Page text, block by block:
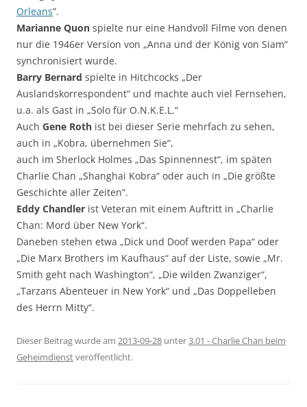
Orleans”.
Marianne Quon spielte nur eine Handvoll Filme von denen
nur die 1946er Version von „Anna und der König von Siam“
synchronisiert wurde.
Barry Bernard spielte in Hitchcocks „Der
Auslandskorrespondent“ und machte auch viel Fernsehen,
u.a. als Gast in „Solo für O.N.K.E.L.“
Auch Gene Roth ist bei dieser Serie mehrfach zu sehen,
auch in „Kobra, übernehmen Sie“,
auch im Sherlock Holmes „Das Spinnennest“, im späten
Charlie Chan „Shanghai Kobra“ oder auch in „Die größte
Geschichte aller Zeiten“.
Eddy Chandler ist Veteran mit einem Auftritt in „Charlie
Chan: Mord über New York“.
Daneben stehen etwa „Dick und Doof werden Papa“ oder
„Die Marx Brothers im Kaufhaus“ auf der Liste, sowie „Mr.
Smith geht nach Washington“, „Die wilden Zwanziger“,
„Tarzans Abenteuer in New York“ und „Das Doppelleben
des Herrn Mitty“.
Dieser Beitrag wurde am 2013-09-28 unter3.01 - Charlie Chan beim
Geheimdienstveröffentlicht.